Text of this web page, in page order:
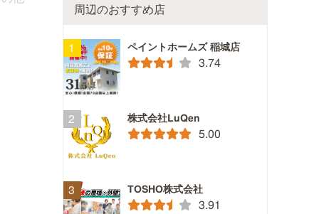
周辺のおすすめ店
ペイントホームズ 稲城店
3.74
株式会社LuQen
5.00
TOSHO株式会社
3.91